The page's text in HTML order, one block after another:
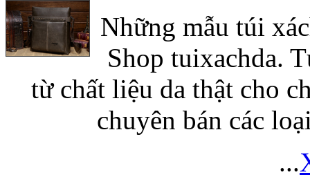
Túi đựng iPad
Túi đựng iPad
Những mẫu túi
Shop tuixachda.
từ chất liệu da thật cho
chuyên bán các
...